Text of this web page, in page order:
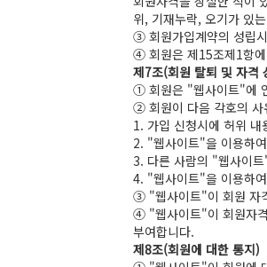
위, 기재누락, 오기가 있
③ 회원가입계약의 성립
④ 회원은 제15조제1항에
제7조(회원 탈퇴 및 자격
① 회원은 "웹사이트"에
② 회원이 다음 각호의 사
1. 가입 신청시에 허위 내
2. "웹사이트"을 이용하
3. 다른 사람의 "웹사이
4. "웹사이트"을 이용하
③ "웹사이트"이 회원 자
④ "웹사이트"이 회원자격
부여합니다.
제8조(회원에 대한 통지)